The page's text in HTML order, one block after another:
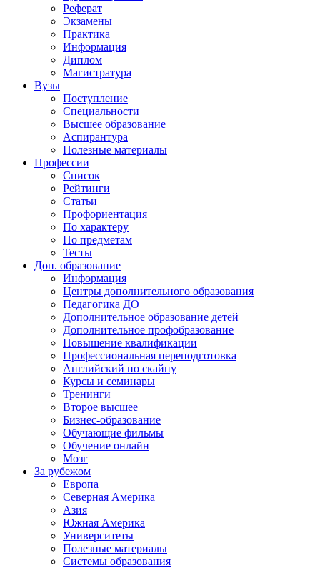
Реферат
Экзамены
Практика
Информация
Диплом
Магистратура
Вузы
Поступление
Специальности
Высшее образование
Аспирантура
Полезные материалы
Профессии
Список
Рейтинги
Статьи
Профориентация
По характеру
По предметам
Тесты
Доп. образование
Информация
Центры дополнительного образования
Педагогика ДО
Дополнительное образование детей
Дополнительное профобразование
Повышение квалификации
Профессиональная переподготовка
Английский по скайпу
Курсы и семинары
Тренинги
Второе высшее
Бизнес-образование
Обучающие фильмы
Обучение онлайн
Мозг
За рубежом
Европа
Северная Америка
Азия
Южная Америка
Университеты
Полезные материалы
Системы образования